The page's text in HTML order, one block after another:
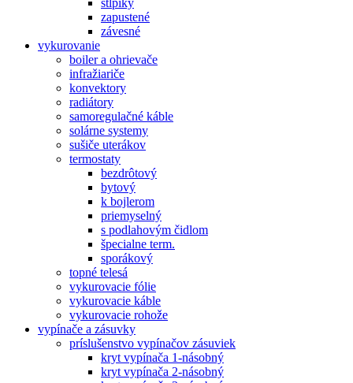
stlpiky
zapustené
závesné
vykurovanie
boiler a ohrievače
infražiariče
konvektory
radiátory
samoregulačné káble
solárne systemy
sušiče uterákov
termostaty
bezdrôtový
bytový
k bojlerom
priemyselný
s podlahovým čidlom
špecialne term.
sporákový
topné telesá
vykurovacie fólie
vykurovacie káble
vykurovacie rohože
vypínače a zásuvky
príslušenstvo vypínačov zásuviek
kryt vypínača 1-násobný
kryt vypínača 2-násobný